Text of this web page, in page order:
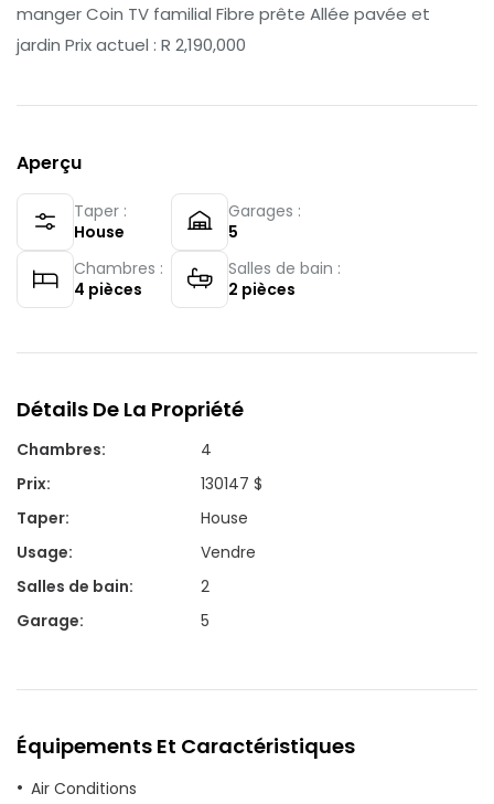
manger Coin TV familial Fibre prête Allée pavée et
jardin Prix actuel : R 2,190,000
Aperçu
Taper :
House
Garages :
5
Chambres :
4 pièces
Salles de bain :
2 pièces
Détails De La Propriété
Chambres:
4
Prix:
130147 $
Taper:
House
Usage:
Vendre
Salles de bain:
2
Garage: 5
Équipements Et Caractéristiques
Air Conditions